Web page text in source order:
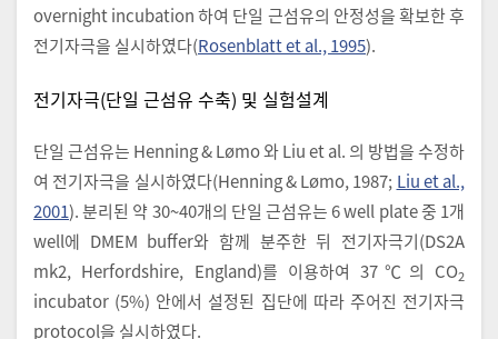
overnight incubation 하여 단일 근섬유의 안정성을 확보한 후
전기자극을 실시하였다(Rosenblatt et al., 1995).
전기자극(단일 근섬유 수축) 및 실험설계
단일 근섬유는 Henning & Lømo 와 Liu et al. 의 방법을 수정하
여 전기자극을 실시하였다(Henning & Lømo, 1987; Liu et al.,
2001). 분리된 약 30~40개의 단일 근섬유는 6 well plate 중 1개
well에 DMEM buffer와 함께 분주한 뒤 전기자극기(DS2A
mk2, Herfordshire, England)를 이용하여 37℃의 CO2
incubator (5%) 안에서 설정된 집단에 따라 주어진 전기자극
protocol을 실시하였다.